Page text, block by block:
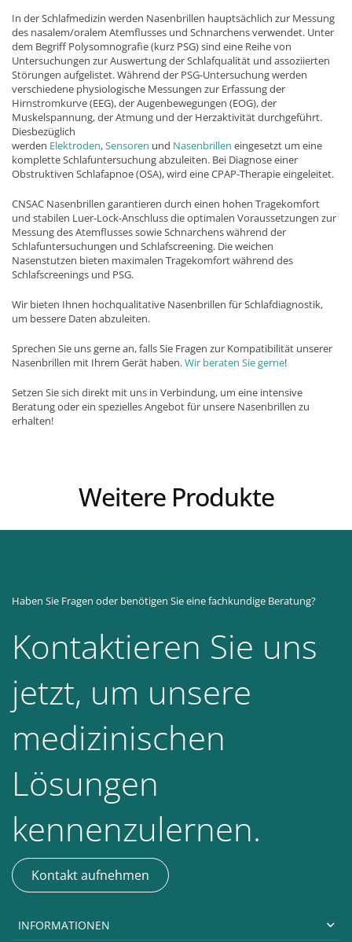
In der Schlafmedizin werden Nasenbrillen hauptsächlich zur Messung
des nasalem/oralem Atemflusses und Schnarchens verwendet. Unter
dem Begriff Polysomnografie (kurz PSG) sind eine Reihe von
Untersuchungen zur Auswertung der Schlafqualität und assoziierten
Störungen aufgelistet. Während der PSG-Untersuchung werden
verschiedene physiologische Messungen zur Erfassung der
Hirnstromkurve (EEG), der Augenbewegungen (EOG), der
Muskelspannung, der Atmung und der Herzaktivität durchgeführt.
Diesbezüglich
werden Elektroden,Sensoren und Nasenbrillen eingesetzt um eine
komplette Schlafuntersuchung abzuleiten. Bei Diagnose einer
Obstruktiven Schlafapnoe (OSA), wird eine CPAP-Therapie eingeleitet.
CNSAC Nasenbrillen garantieren durch einen hohen Tragekomfort
und stabilen Luer-Lock-Anschluss die optimalen Voraussetzungen zur
Messung des Atemflusses sowie Schnarchens während der
Schlafuntersuchungen und Schlafscreening. Die weichen
Nasenstutzen bieten maximalen Tragekomfort während des
Schlafscreenings und PSG.
Wir bieten Ihnen hochqualitative Nasenbrillen für Schlafdiagnostik,
um bessere Daten abzuleiten.
Sprechen Sie uns gerne an, falls Sie Fragen zur Kompatibilität unserer
Nasenbrillen mit Ihrem Gerät haben.Wir beraten Sie gerne!
Setzen Sie sich direkt mit uns in Verbindung, um eine intensive
Beratung oder ein spezielles Angebot für unsere Nasenbrillen zu
erhalten!
Weitere Produkte
Haben Sie Fragen oder benötigen Sie eine fachkundige Beratung?
Kontaktieren Sie uns
jetzt, um unsere
medizinischen
Lösungen
kennenzulernen.
Kontakt aufnehmen
INFORMATIONEN